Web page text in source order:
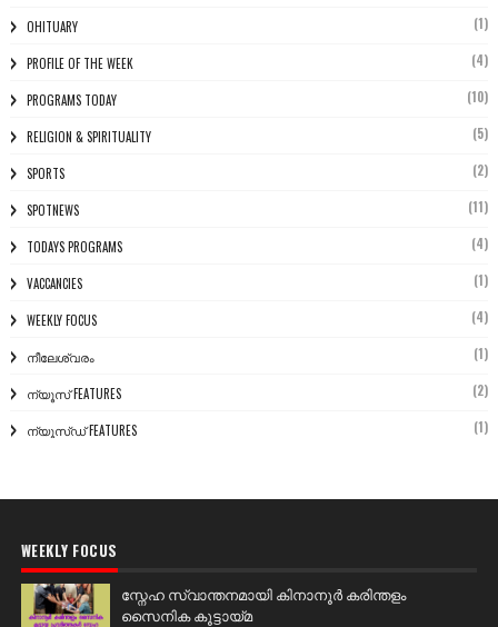
OHITUARY (1)
PROFILE OF THE WEEK (4)
PROGRAMS TODAY (10)
RELIGION & SPIRITUALITY (5)
SPORTS (2)
SPOTNEWS (11)
TODAYS PROGRAMS (4)
VACCANCIES (1)
WEEKLY FOCUS (4)
നീലേശ്വരം (1)
ന്യൂസ് FEATURES (2)
ന്യൂസ്ഡ് FEATURES (1)
WEEKLY FOCUS
സ്നേഹ സ്വാന്തനമായി കിനാനൂർ കരിന്തളം
സൈനിക കൂട്ടായ്മ